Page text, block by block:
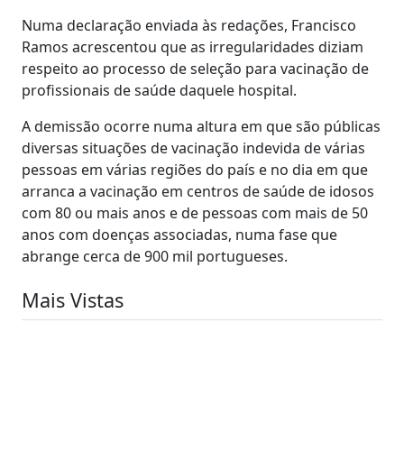
Numa declaração enviada às redações, Francisco
Ramos acrescentou que as irregularidades diziam
respeito ao processo de seleção para vacinação de
profissionais de saúde daquele hospital.
A demissão ocorre numa altura em que são públicas
diversas situações de vacinação indevida de várias
pessoas em várias regiões do país e no dia em que
arranca a vacinação em centros de saúde de idosos
com 80 ou mais anos e de pessoas com mais de 50
anos com doenças associadas, numa fase que
abrange cerca de 900 mil portugueses.
Mais Vistas